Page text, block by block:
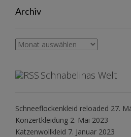
Archiv
Archiv
Schnabelinas Welt
Schneeflockenkleid reloaded 27.
Konzertkleidung 2. Mai 2023
Katzenwollkleid 7. Januar 2023